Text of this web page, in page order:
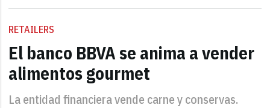
RETAILERS
El banco BBVA se anima a vender
alimentos gourmet
La entidad financiera vende carne y conservas.